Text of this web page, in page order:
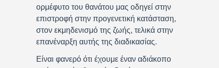
ορμέφυτο του θανάτου μας οδηγεί στην
επιστροφή στην προγενετική κατάσταση,
στον εκμηδενισμό της ζωής, τελικά στην
επανέναρξη αυτής της διαδικασίας.
Είναι φανερό ότι έχουμε έναν αδιάκοπο